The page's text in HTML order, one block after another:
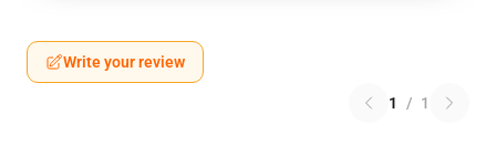
Write your review
1 / 1